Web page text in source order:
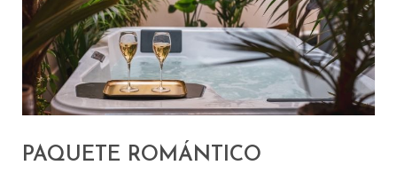
PAQUETE ROMÁNTICO